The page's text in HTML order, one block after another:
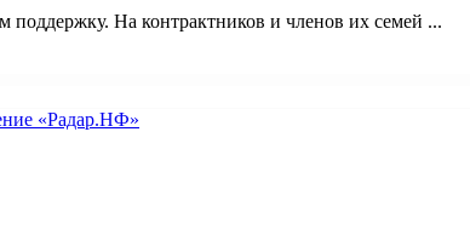
поддержку. На контрактников и членов их семей ...